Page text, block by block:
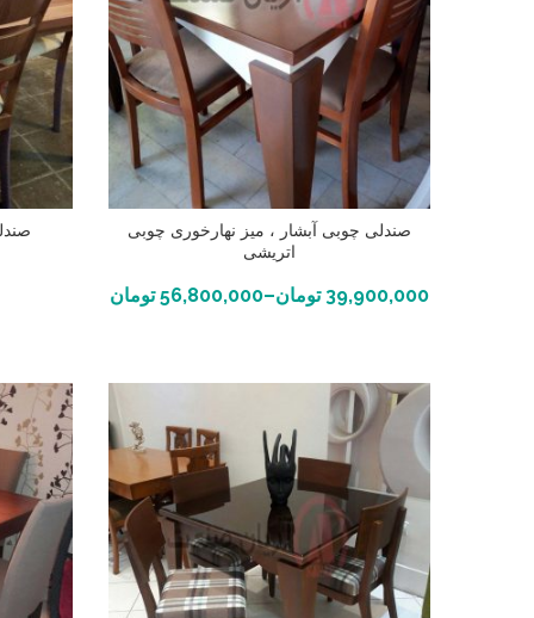
صندلی چوبی آبشار ، میز نهارخوری چوبی
اتریشی
39,900,000 تومان–
56,800,000 تومان انتخاب گزینه ها